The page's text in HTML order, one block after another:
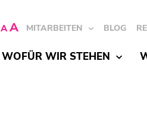
A A MITARBEITEN BLOG
WOFÜR WIR STEHEN